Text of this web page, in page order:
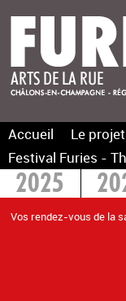
Accueil Le projet
Festival Furies -
2025
Vos rendez-vous de la
2015
>